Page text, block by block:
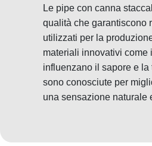
Le pipe con canna
qualità che garantiscono
utilizzati per la
materiali innovativi come
influenzano il sapore e
sono conosciute per
una sensazione naturale